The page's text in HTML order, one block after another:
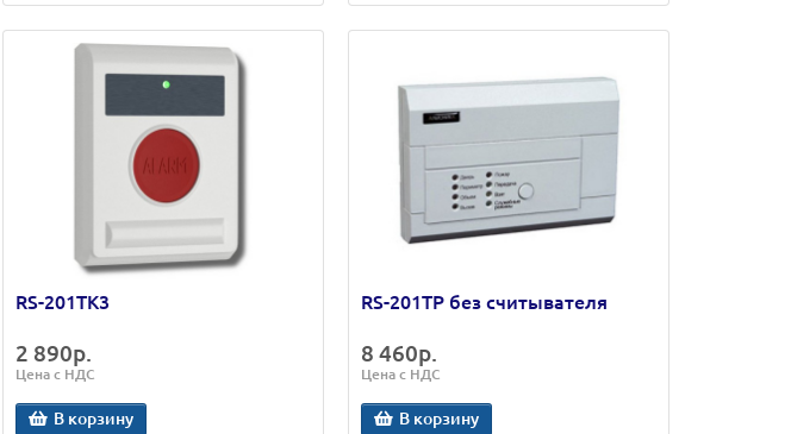
RS-201TK3
2 890р.
Цена с НДС
В корзину
RS-201TP без считывателя
8 460р.
Цена с НДС
В корзину